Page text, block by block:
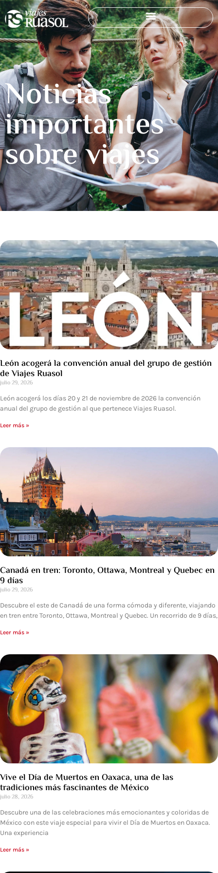
Noticias
importantes
sobre viajes
León acogerá la convención anual del grupo de gestión
de Viajes Ruasol
julio 29, 2026
León acogerá los días 20 y 21 de noviembre de 2026 la convención
anual del grupo de gestión al que pertenece Viajes Ruasol.
Leer más »
Canadá en tren: Toronto, Ottawa, Montreal y Quebec en
9 días
julio 29, 2026
Descubre el este de Canadá de una forma cómoda y diferente, viajando
en tren entre Toronto, Ottawa, Montreal y Quebec. Un recorrido de 9 días,
Leer más »
Vive el Día de Muertos en Oaxaca, una de las
tradiciones más fascinantes de México
julio 28, 2026
Descubre una de las celebraciones más emocionantes y coloridas de
México con este viaje especial para vivir el Día de Muertos en Oaxaca.
Una experiencia
Leer más »